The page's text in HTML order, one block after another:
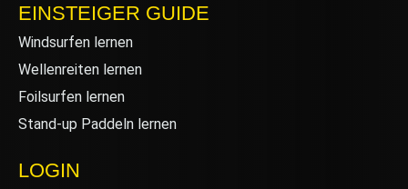
EINSTEIGER GUIDE
Windsurfen lernen
Wellenreiten lernen
Foilsurfen lernen
Stand-up Paddeln lernen
LOGIN